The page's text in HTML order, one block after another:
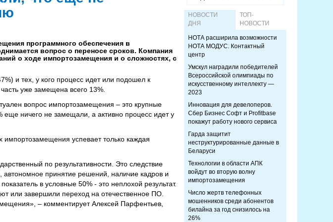
программного обеспечения в
вопрос о переносе сроков. Компания
о ходе импортозамещения и о сложностях, с
и тех, у кого процесс идет или подошел к
уже замещена всего 13%.
вопрос импортозамещения – это крупные
еще ничего не замещали, а активно процесс идет у
успевает только каждая
по результативности. Это следствие
автономное принятие решений, наличие кадров и
в условные 50% - это неплохой результат.
или завершили переход на отечественное ПО.
– комментирует Алексей Парфентьев,
НОВОСТИ
ДНЯ
ТОП-
НОВОСТИ
НОТА расширила возможности
НОТА МОДУС. Контактный
центр
Умскул наградили победителей
Всероссийской олимпиады по
искусственному интеллекту —
2023
Инновация для девелоперов.
Сбер Бизнес Софт и Profitbase
покажут работу нового сервиса
Гарда защитит
неструктурированные данные в
Беларуси
Технологии в области АПК
войдут во вторую волну
импортозамещения
Число жертв телефонных
мошенников среди абонентов
билайна за год снизилось на
26%